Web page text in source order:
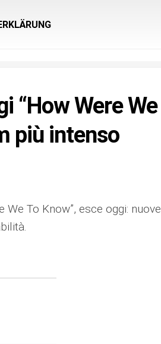
“How Were We
più intenso
We To Know”, esce oggi: nuove